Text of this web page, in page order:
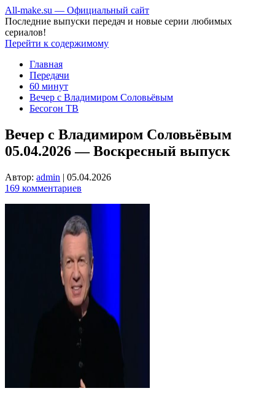
All-make.su — Официальный сайт
Последние выпуски передач и новые серии любимых
сериалов!
Перейти к содержимому
Главная
Передачи
60 минут
Вечер с Владимиром Соловьёвым
Бесогон ТВ
Вечер с Владимиром Соловьёвым
05.04.2026 — Воскресный выпуск
Автор: admin | 05.04.2026
169 комментариев